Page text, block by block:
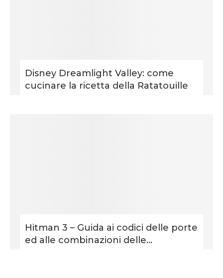
Disney Dreamlight Valley: come
cucinare la ricetta della Ratatouille
Hitman 3 – Guida ai codici delle porte
ed alle combinazioni delle...